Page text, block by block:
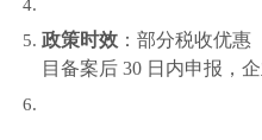
政策时效 ：部分税收优
目备案后 30 日内申报，